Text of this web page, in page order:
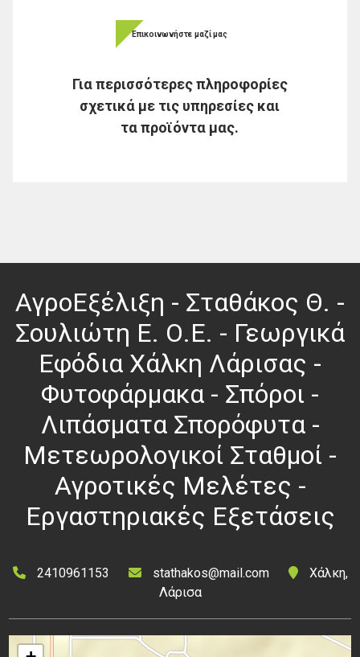
Επικοινωνήστε μαζί μας
Για περισσότερες πληροφορίες
σχετικά με τις υπηρεσίες και
τα προϊόντα μας.
ΑγροΕξέλιξη - Σταθάκος Θ. -
Σουλιώτη Ε. Ο.Ε. - Γεωργικά
Εφόδια Χάλκη Λάρισας -
Φυτοφάρμακα - Σπόροι -
Λιπάσματα Σπορόφυτα -
Μετεωρολογικοί Σταθμοί -
Αγροτικές Μελέτες -
Εργαστηριακές Εξετάσεις
2410961153 stathakos@mail.com
Χάλκη,
Λάρισα